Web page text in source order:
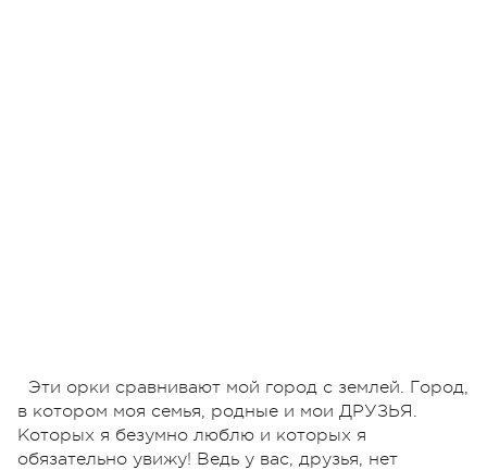
Эти орки сравнивают мой город с землей. Город,
в котором моя семья, родные и мои ДРУЗЬЯ.
Которых я безумно люблю и которых я
обязательно увижу! Ведь у вас, друзья, нет